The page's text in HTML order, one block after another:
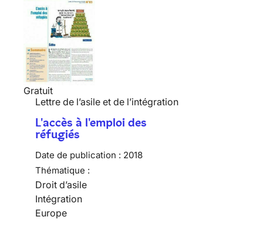
Gratuit
Lettre de l’asile et de l’intégration
L'accès à l'emploi des
réfugiés
Date de publication : 2018
Thématique :
Droit d’asile
Intégration
Europe